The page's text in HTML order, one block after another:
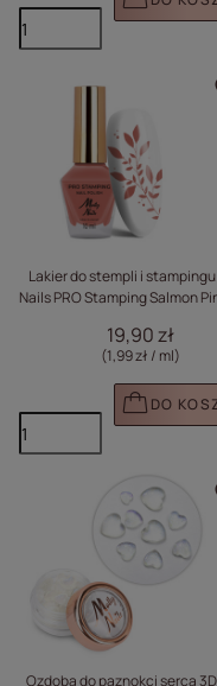
Lakier do stempli i
Nails PRO Stamping Salmon
19,90 zł
(1,99 zł / ml)
DO
Ozdoba do paznokci serca